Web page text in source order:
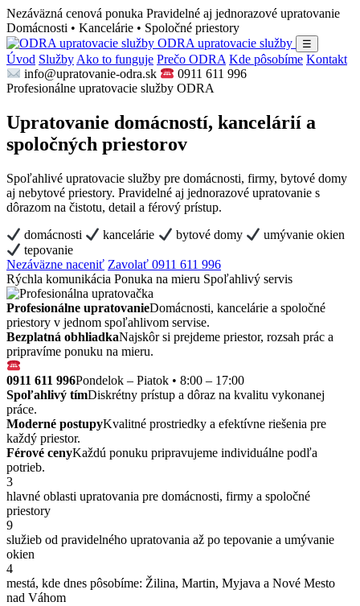
Nezáväzná cenová ponuka Pravidelné aj jednorazové upratovanie
Domácnosti • Kancelárie • Spoločné priestory
ODRA upratovacie služby
☰
Úvod Služby Ako to funguje Prečo ODRA Kde pôsobíme Kontakt
info@upratovanie-odra.sk
0911 611 996
Profesionálne upratovacie služby ODRA
Upratovanie domácností, kancelárií a
spoločných priestorov
Spoľahlivé upratovacie služby pre domácnosti, firmy, bytové domy
aj nebytové priestory. Pravidelné aj jednorazové upratovanie s
dôrazom na čistotu, detail a férový prístup.
domácnosti kancelárie bytové domy
umývanie okien
tepovanie
Nezáväzne naceniť Zavolať 0911 611 996
Rýchla komunikácia Ponuka na mieru Spoľahlivý servis
Profesionálne upratovanieDomácnosti, kancelárie a spoločné
priestory v jednom spoľahlivom servise.
Bezplatná obhliadkaNajskôr si prejdeme priestor, rozsah prác a
pripravíme ponuku na mieru.
0911 611 996Pondelok – Piatok • 8:00 – 17:00
Spoľahlivý tímDiskrétny prístup a dôraz na kvalitu vykonanej
práce.
Moderné postupyKvalitné prostriedky a efektívne riešenia pre
každý priestor.
Férové cenyKaždú ponuku pripravujeme individuálne podľa
potrieb.
3
hlavné oblasti upratovania pre domácnosti, firmy a spoločné
priestory
9
služieb od pravidelného upratovania až po tepovanie a umývanie
okien
4
mestá, kde dnes pôsobíme: Žilina, Martin, Myjava a Nové Mesto
nad Váhom